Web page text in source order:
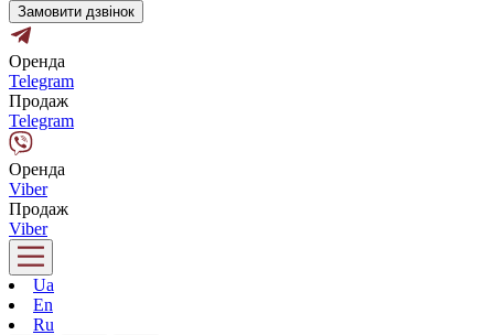
Замовити дзвінок
Оренда
Telegram
Продаж
Telegram
Оренда
Viber
Продаж
Viber
Ua
En
Ru